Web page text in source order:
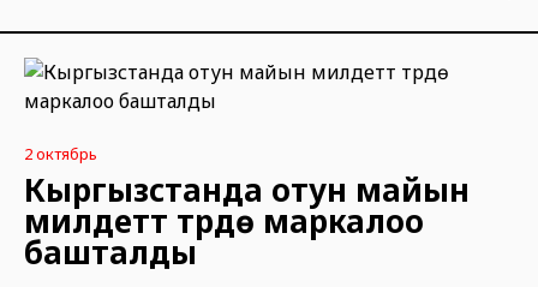
2 октябрь
Кыргызстанда отун майын
милдеттүү түрдө маркалоо
башталды